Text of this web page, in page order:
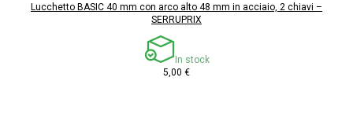
Lucchetto BASIC 40 mm con arco alto 48 mm in acciaio, 2 chiavi –
SERRUPRIX
In stock
5,00 €